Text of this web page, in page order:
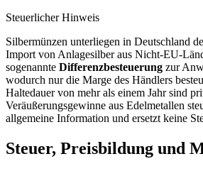
Steuerlicher Hinweis
Silbermünzen unterliegen in Deutschland
Import von Anlagesilber aus Nicht-EU-
sogenannte Differenzbesteuerung zur
wodurch nur die Marge des Händlers
Haltedauer von mehr als einem Jahr sind
Veräußerungsgewinne aus Edelmetallen
allgemeine Information und ersetzt keine
Steuer, Preisbildung und